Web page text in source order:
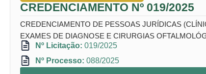
CREDENCIAMENTO Nº 019/2025
CREDENCIAMENTO DE PESSOAS JURÍDICAS
EXAMES DE DIAGNOSE E CIRURGIAS
Nº Licitação: 019/2025
Nº Processo: 088/2025